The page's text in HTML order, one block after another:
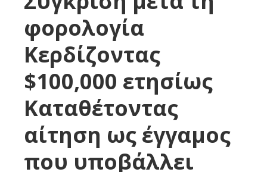
φορολογία
Κερδίζοντας
$100,000 ετησίως
Καταθέτοντας
αίτηση ως έγγαμος
που υποβάλλει